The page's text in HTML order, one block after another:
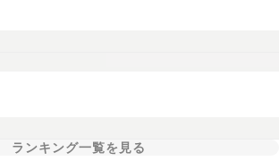
ランキング一覧を見る